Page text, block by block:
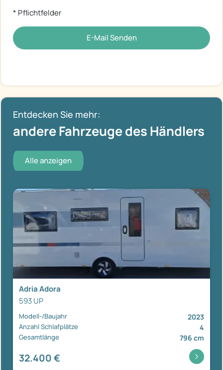
* Pflichtfelder
E-Mail Senden
Entdecken Sie mehr:
andere Fahrzeuge des Händlers
Alle anzeigen
Adria Adora
593 UP
Modell-/Baujahr 2023
Anzahl Schlafplätze 4
Gesamtlänge 796 cm
32.400 €